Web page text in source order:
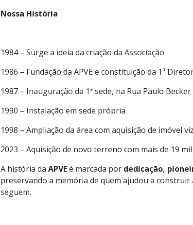
Nossa História
1984 – Surge a ideia da criação da Associação
1986 – Fundação da APVE e constituição da 1ª
1987 – Inauguração da 1ª sede, na Rua Paulo Becker
1990 – Instalação em sede própria
1998 – Ampliação da área com aquisição de imóvel
2023 – Aquisição de novo terreno com mais de 19
A história da APVEé marcada por dedicação,
preservando a memória de quem ajudou a
seguem.